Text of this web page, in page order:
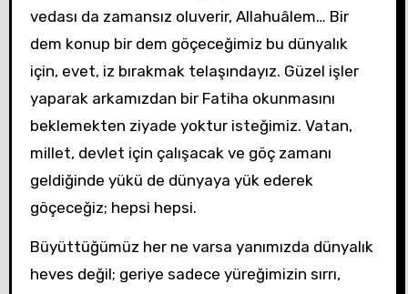
vedası da zamansız oluverir, Allahuâlem… Bir
dem konup bir dem göçeceğimiz bu dünyalık
için, evet, iz bırakmak telaşındayız. Güzel işler
yaparak arkamızdan bir Fatiha okunmasını
beklemekten ziyade yoktur isteğimiz. Vatan,
millet, devlet için çalışacak ve göç zamanı
geldiğinde yükü de dünyaya yük ederek
göçeceğiz; hepsi hepsi.
Büyüttüğümüz her ne varsa yanımızda dünyalık
heves değil; geriye sadece yüreğimizin sırrı,